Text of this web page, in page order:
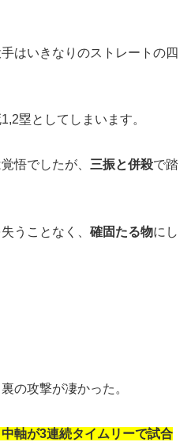
はいきなりのストレートの四
塁としてしまいます。
悟でしたが、 三振と併殺で踏
うことなく、 確固たる物にし
の攻撃が凄かった。
軸が3連続タイムリーで試合